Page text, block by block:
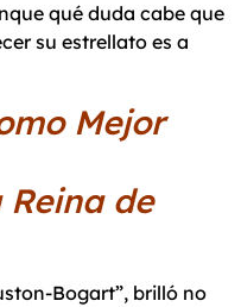
qué duda cabe que
su estrellato es a
Mejor
de
Bogart”, brilló no